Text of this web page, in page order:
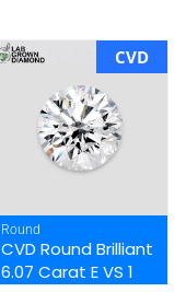
CVD
Round
CVD Round Brilliant
6.07 Carat E VS 1